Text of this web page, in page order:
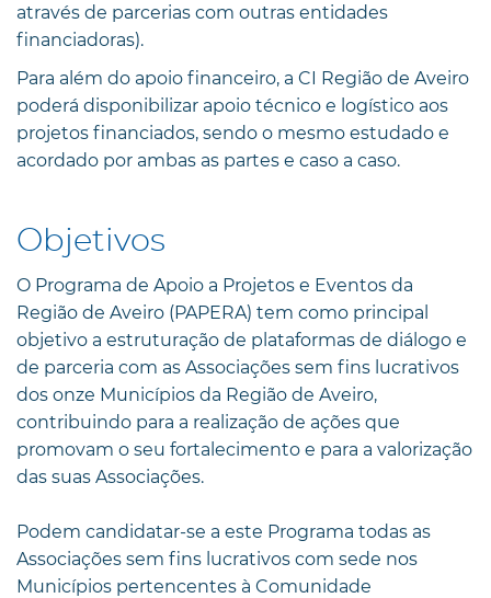
através de parcerias com outras entidades
financiadoras).
Para além do apoio financeiro, a CI Região de Aveiro
poderá disponibilizar apoio técnico e logístico aos
projetos financiados, sendo o mesmo estudado e
acordado por ambas as partes e caso a caso.
Objetivos
O Programa de Apoio a Projetos e Eventos da
Região de Aveiro (PAPERA) tem como principal
objetivo a estruturação de plataformas de diálogo e
de parceria com as Associações sem fins lucrativos
dos onze Municípios da Região de Aveiro,
contribuindo para a realização de ações que
promovam o seu fortalecimento e para a valorização
das suas Associações.
Podem candidatar-se a este Programa todas as
Associações sem fins lucrativos com sede nos
Municípios pertencentes à Comunidade